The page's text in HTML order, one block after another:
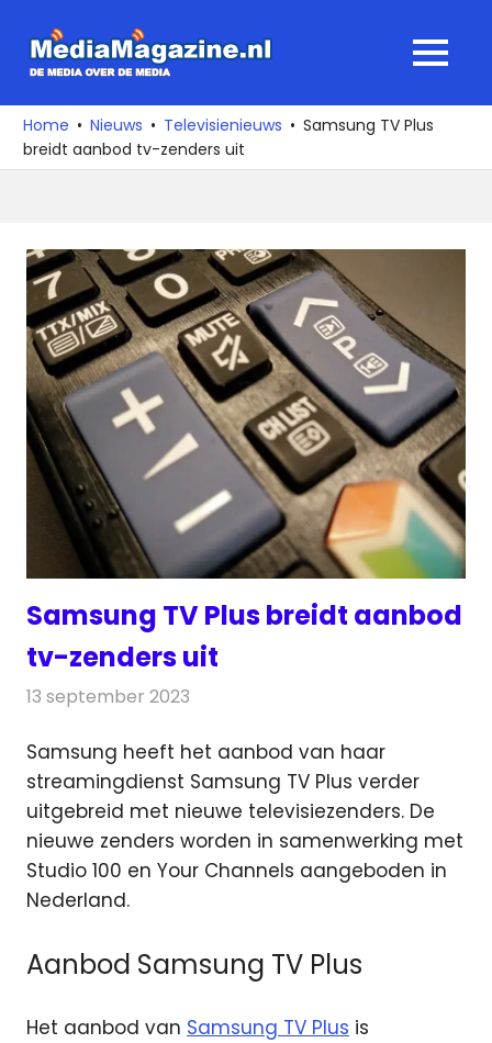
naar
media
over
de
MENU
Home Nieuws Televisienieuws
Samsung TV Plus
breidt aanbod tv-zenders uit
Samsung TV Plus breidt aanbod
tv-zenders uit
13 september 2023
Samsung heeft het aanbod van haar
streamingdienst Samsung TV Plus verder
uitgebreid met nieuwe televisiezenders. De
nieuwe zenders worden in samenwerking met
Studio 100 en Your Channels aangeboden in
Nederland.
Aanbod Samsung TV Plus
Het aanbod van Samsung TV Plus is